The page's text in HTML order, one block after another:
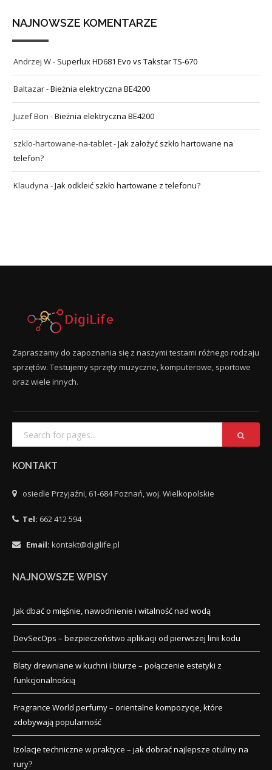
NAJNOWSZE KOMENTARZE
Andrzej W- Superlux HD681 Evo vs Takstar TS-670
Baltazar-Bieżnia elektryczna BE4200
Juzef Bon -Bieżnia elektryczna BE4200
szklo-hartowane-na-tablet-Jak założyć szkło hartowane na
telefon?
Klaudyna -Jak odkleić szkło hartowane z telefonu?
Zapraszamy do zapoznania się z naszymi testami różnego rodzaju
sprzętów. Testujemy sprzęty muzyczne, komputerowe, sportowe
oraz wiele innych.
KONTAKT
osiedle Przyjaźni, 61-684 Poznań, woj. Wielkopolskie
Tel: 662 412 594
Email: kontakt@digilife.pl
NAJNOWSZE WPISY
Jak dbać o mięśnie, nawodnienie i witalność nad wodą
DevSecOps – bezpieczeństwo aplikacji od pierwszej linii kodu
Blaty drewniane w kuchni i biurze – połączenie estetyki z
funkcjonalnością
Fragrance World perfumy – orientalne kompozycje, które
zdobywają popularność
Izolacje techniczne w praktyce – jak dobrać najlepsze otuliny na
rury?